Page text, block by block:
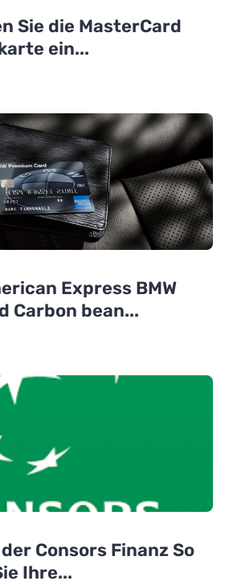
Sie die MasterCard
ein...
Express BMW
Carbon bean...
Consors Finanz So
Ihre...